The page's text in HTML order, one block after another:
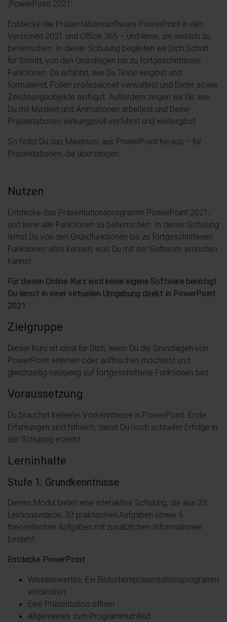
‚PowerPoint 2021‘.
Entdecke die Präsentationssoftware PowerPoint in den
Versionen 2021 und Office 365 – und lerne, sie wirklich zu
beherrschen. In dieser Schulung begleiten wir Dich Schritt
für Schritt, von den Grundlagen bis zu fortgeschrittenen
Funktionen. Du erfährst, wie Du Texte eingibst und
formatierst, Folien professionell verwaltest und Bilder sowie
Zeichnungsobjekte einfügst. Außerdem zeigen wir Dir, wie
Du mit Masken und Animationen arbeitest und Deine
Präsentationen wirkungsvoll vorführst und weitergibst.
So holst Du das Maximum aus PowerPoint heraus – für
Präsentationen, die überzeugen.
Nutzen
Entdecke das Präsentationsprogramm PowerPoint 2021,
und lerne alle Funktionen zu beherrschen. In dieser Schulung
lernst Du von den Grundfunktionen bis zu fortgeschrittenen
Funktionen alles kennen, was Du mit der Software erreichen
kannst.
Für diesen Online-Kurs wird keine eigene Software benötigt.
Du lernst in einer virtuellen Umgebung direkt in PowerPoint
2021.
Zielgruppe
Dieser Kurs ist ideal für Dich, wenn Du die Grundlagen von
PowerPoint erlernen oder auffrischen möchtest und
gleichzeitig neugierig auf fortgeschrittene Funktionen bist.
Voraussetzung
Du brauchst keinerlei Vorkenntnisse in PowerPoint. Erste
Erfahrungen sind hilfreich, damit Du noch schneller Erfolge in
der Schulung erzielst.
Lerninhalte
Stufe 1: Grundkenntnisse
Dieses Modul bietet eine interaktive Schulung, die aus 33
Lektionsvideos, 33 praktischen Aufgaben sowie 5
theoretischen Aufgaben mit zusätzlichen Informationen
besteht.
Entdecke PowerPoint
Wissenswertes: Ein Bildschirmpräsentationsprogramm
entdecken
Eine Präsentation öffnen
Allgemeines zum Programmumfeld